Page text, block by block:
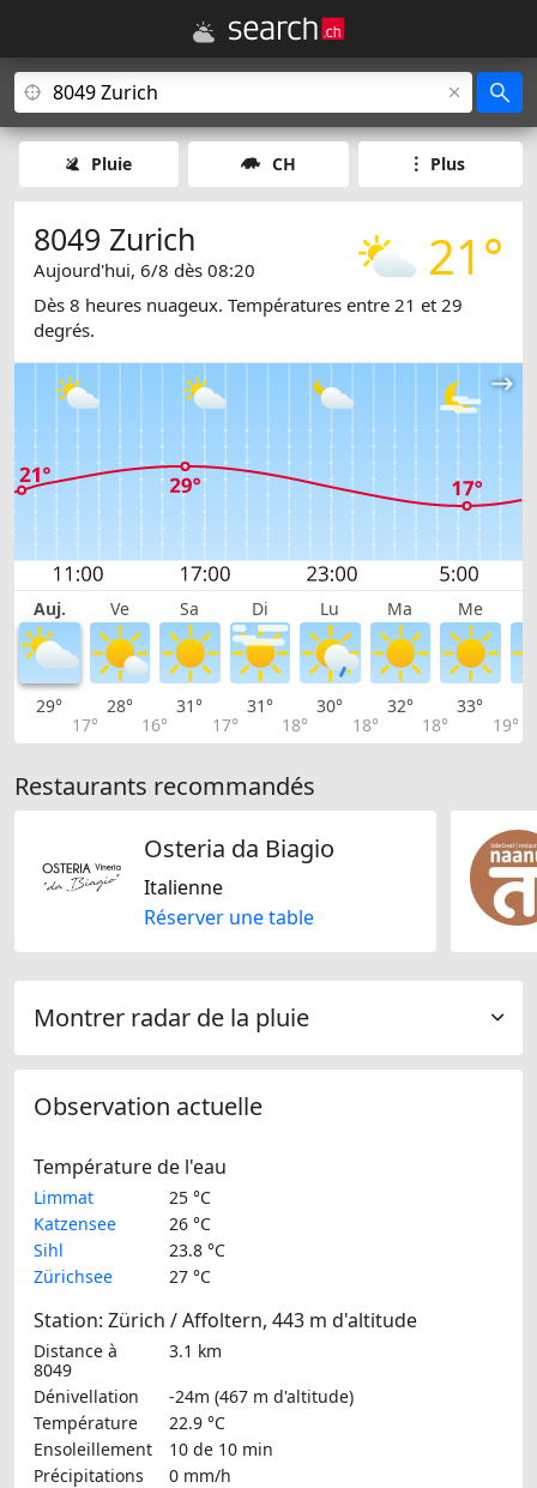
Pluie CH Plus
21°
8049 Zurich
Aujourd'hui, 6/8 dès 08:20
Dès 8 heures nuageux. Températures entre 21 et 29
degrés.
Auj. Ve Sa Di Lu Ma Me
29°
17°
28°
16°
31°
17°
31°
18°
30°
18°
32°
18°
33°
19°
Restaurants recommandés
Osteria da Biagio
Italienne
Réserver une table
Montrer radar de la pluie
Observation actuelle
Température de l'eau
Limmat
25 °C
Katzensee
26 °C
Sihl
23.8 °C
Zürichsee
27 °C
Station: Zürich / Affoltern, 443 m d'altitude
Distance à
8049
3.1 km
Dénivellation
-24m (467 m d'altitude)
Température
22.9 °C
Ensoleillement
10 de 10 min
Précipitations
0 mm/h